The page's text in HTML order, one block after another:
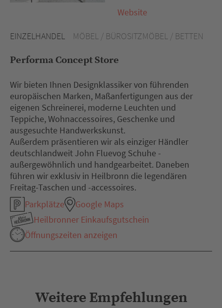
EINZELHANDEL MÖBEL / BÜROSITZMÖBEL / BETTEN
Performa Concept Store
Wir bieten Ihnen Designklassiker von führenden
europäischen Marken, Maßanfertigungen aus der
eigenen Schreinerei, moderne Leuchten und
Teppiche, Wohnaccessoires, Geschenke und
ausgesuchte Handwerkskunst.
Außerdem präsentieren wir als einziger Händler
deutschlandweit John Fluevog Schuhe -
außergewöhnlich und handgearbeitet. Daneben
führen wir exklusiv in Heilbronn die legendären
Freitag-Taschen und -accessoires.
Parkplätze
Google Maps
Heilbronner Einkaufsgutschein
Öffnungszeiten anzeigen
Website
Weitere Empfehlungen